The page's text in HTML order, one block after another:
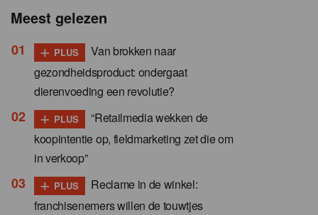
Meest gelezen
+ PLUS
Van brokken naar
gezondheidsproduct: ondergaat
dierenvoeding een revolutie?
+ PLUS
“Retailmedia wekken de
koopintentie op, fieldmarketing zet die om
in verkoop”
+ PLUS
Reclame in de winkel:
franchisenemers willen de touwtjes